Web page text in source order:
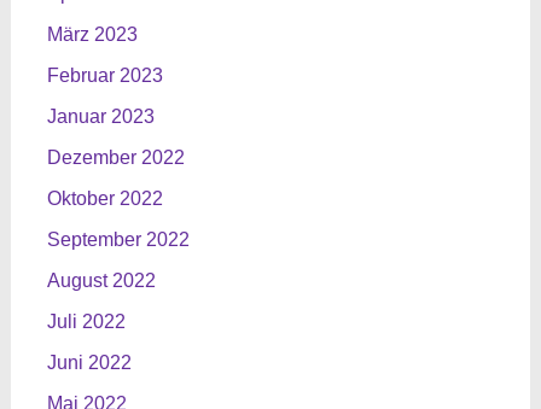
März 2023
Februar 2023
Januar 2023
Dezember 2022
Oktober 2022
September 2022
August 2022
Juli 2022
Juni 2022
Mai 2022